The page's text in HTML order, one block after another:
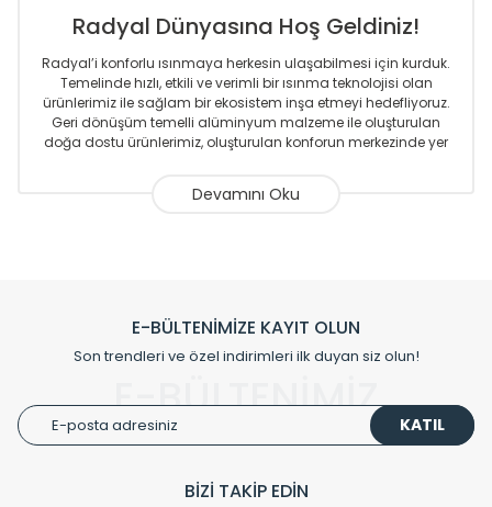
Radyal Dünyasına Hoş Geldiniz!
Radyal’i konforlu ısınmaya herkesin ulaşabilmesi için kurduk.
Temelinde hızlı, etkili ve verimli bir ısınma teknolojisi olan
ürünlerimiz ile sağlam bir ekosistem inşa etmeyi hedefliyoruz.
Geri dönüşüm temelli alüminyum malzeme ile oluşturulan
doğa dostu ürünlerimiz, oluşturulan konforun merkezinde yer
Sizlere sunmakta olduğumuz Alüminyum Radyatör ve
gurur duymaktadır. Avrupa’ya yapmakta olduğu ihracat ile
de ürünlerinde sadece tasarımın ön planda olmadığını aynı
zamanda kalite olarak ta en üst seviyede olduğunu
Çevreci ve yeşil enerji yaklaşımlarıyla ve sıfır karbon ayak izi
hedefiyle üretim yapan Radyal çevreye duyarlı üretim
E-BÜLTENİMİZE KAYIT OLUN
Son trendleri ve özel indirimleri ilk duyan siz olun!
E-BÜLTENİMİZ KATIL
BİZİ TAKİP EDİN